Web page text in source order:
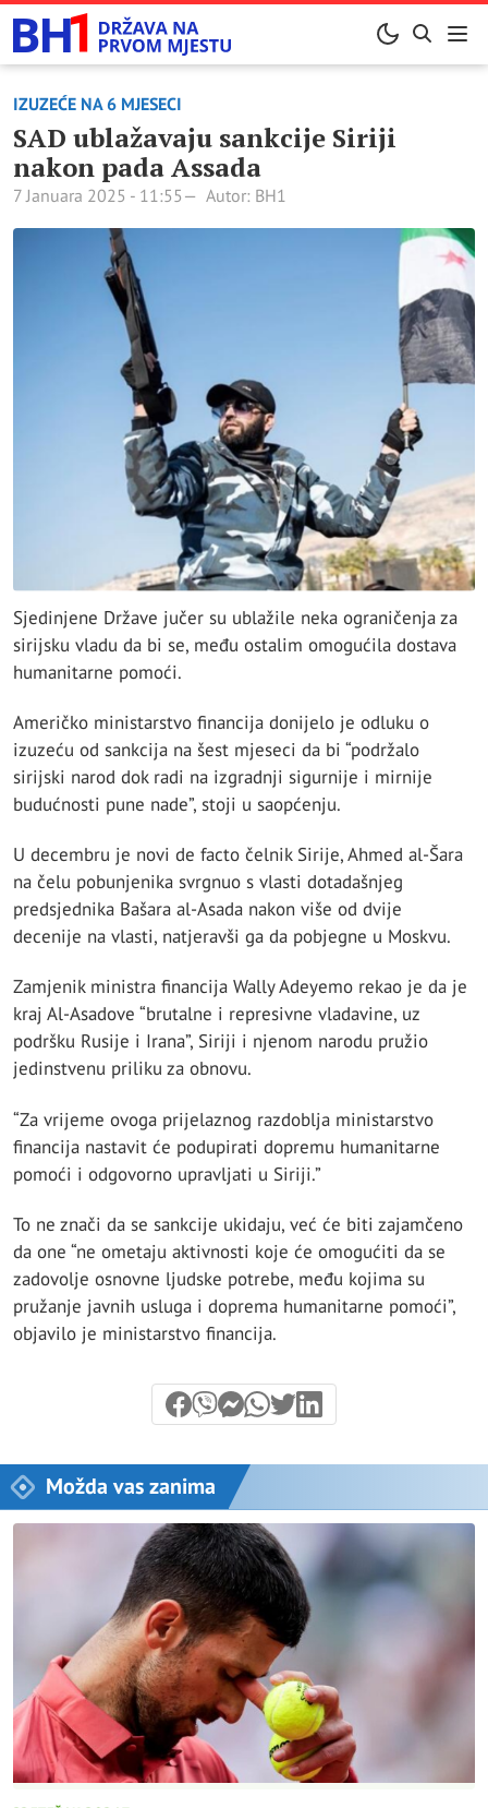
IZUZEĆE NA 6 MJESECI
SAD ublažavaju sankcije Siriji
nakon pada Assada
7 Januara 2025 - 11:55 Autor: BH1
Sjedinjene Države jučer su ublažile neka ograničenja za
sirijsku vladu da bi se, među ostalim omogućila dostava
humanitarne pomoći.
Američko ministarstvo financija donijelo je odluku o
izuzeću od sankcija na šest mjeseci da bi “podržalo
sirijski narod dok radi na izgradnji sigurnije i mirnije
budućnosti pune nade”, stoji u saopćenju.
U decembru je novi de facto čelnik Sirije, Ahmed al-Šara
na čelu pobunjenika svrgnuo s vlasti dotadašnjeg
predsjednika Bašara al-Asada nakon više od dvije
decenije na vlasti, natjeravši ga da pobjegne u Moskvu.
Zamjenik ministra financija Wally Adeyemo rekao je da je
kraj Al-Asadove “brutalne i represivne vladavine, uz
podršku Rusije i Irana”, Siriji i njenom narodu pružio
jedinstvenu priliku za obnovu.
“Za vrijeme ovoga prijelaznog razdoblja ministarstvo
financija nastavit će podupirati dopremu humanitarne
pomoći i odgovorno upravljati u Siriji.”
To ne znači da se sankcije ukidaju, već će biti zajamčeno
da one “ne ometaju aktivnosti koje će omogućiti da se
zadovolje osnovne ljudske potrebe, među kojima su
pružanje javnih usluga i doprema humanitarne pomoći”,
objavilo je ministarstvo financija.
Možda vas zanima